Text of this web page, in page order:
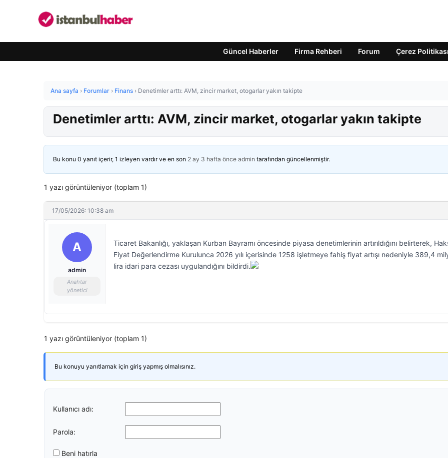
Güncel Haberler Firma Rehberi Forum Çerez Politikası
Ana sayfa › Forumlar › Finans › Denetimler arttı: AVM, zincir market, otogarlar yakın takipte
Denetimler arttı: AVM, zincir market, otogarlar yakın takipte
Bu konu 0 yanıt içerir, 1 izleyen vardır ve en son 2 ay 3 hafta önce admin tarafından güncellenmiştir.
1 yazı görüntüleniyor (toplam 1)
17/05/2026: 10:38 am
A
admin
Anahtar
yönetici
Ticaret Bakanlığı, yaklaşan Kurban Bayramı öncesinde piyasa denetimlerinin artırıldığını belirterek,
Fiyat Değerlendirme Kurulunca 2026 yılı içerisinde 1258 işletmeye fahiş fiyat artışı nedeniyle 389,4
lira idari para cezası uygulandığını bildirdi.
1 yazı görüntüleniyor (toplam 1)
Bu konuyu yanıtlamak için giriş yapmış olmalısınız.
Kullanıcı adı:
Parola:
Beni hatırla